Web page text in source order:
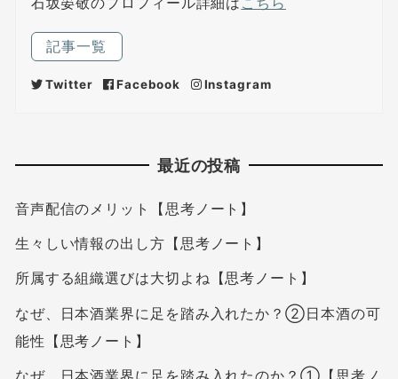
記事一覧
Twitter Facebook Instagram
最近の投稿
音声配信のメリット【思考ノート】
生々しい情報の出し方【思考ノート】
所属する組織選びは大切よね【思考ノート】
なぜ、日本酒業界に足を踏み入れたか？②日本酒の可
能性【思考ノート】